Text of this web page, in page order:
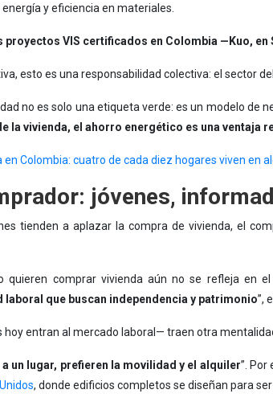
y eficiencia en materiales.
proyectos VIS certificados en Colombia —Kuo,
esto es una responsabilidad colectiva: el sector
no es solo una etiqueta verde: es un modelo de
la vivienda, el ahorro energético es una ventaja
en Colombia: cuatro de cada diez hogares viven en
jóvenes,
tienden a aplazar la compra de vivienda, el
quieren comprar vivienda aún no se refleja en el
que buscan independencia y patrimonio”,
hoy entran al mercado laboral— traen otra
un lugar, prefieren la movilidad y el alquiler”.
, donde edificios completos se diseñan para